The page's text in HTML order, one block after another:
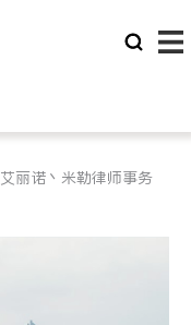
艾丽诺丶米勒律师事务